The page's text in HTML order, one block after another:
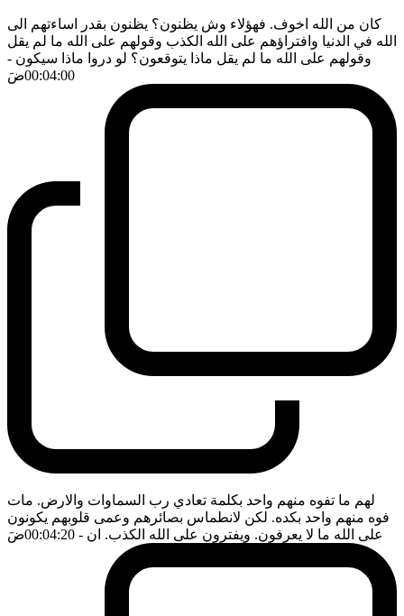
كان من الله اخوف. فهؤلاء وش يظنون؟ يظنون بقدر اساءتهم الى
الله في الدنيا وافتراؤهم على الله الكذب وقولهم على الله ما لم يقل
وقولهم على الله ما لم يقل ماذا يتوقعون؟ لو دروا ماذا سيكون -
00:04:00ضَ
لهم ما تفوه منهم واحد بكلمة تعادي رب السماوات والارض. مات
فوه منهم واحد بكده. لكن لانطماس بصائرهم وعمى قلوبهم يكونون
على الله ما لا يعرفون. ويفترون على الله الكذب. ان - 00:04:20 ضَ